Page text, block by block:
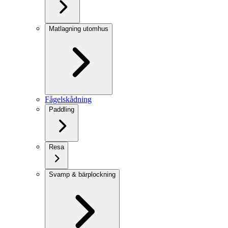
Matlagning utomhus
Fågelskådning
Paddling
Resa
Svamp & bärplockning